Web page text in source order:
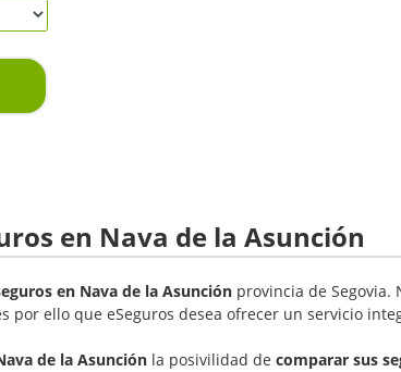
en Nava de la Asunción
en Nava de la Asunción provincia de Segovia.
por ello que eSeguros desea ofrecer un servicio
de la Asunción la posivilidad de comparar sus